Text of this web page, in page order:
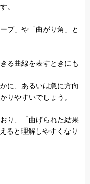
。
ブ」や「曲がり角」と
る曲線を表すときにも
に、あるいは急に方向
りやすいでしょう。
り、「曲げられた結果
ると理解しやすくなり